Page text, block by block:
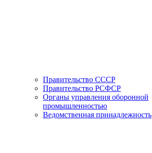
Правительство СССР
Правительство РСФСР
Органы управления оборонной
промышленностью
Ведомственная принадлежность